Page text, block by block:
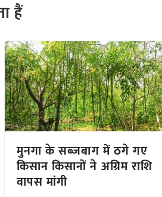
हैं
मुनगा के सब्जबाग में ठगे गए
किसान किसानों ने अग्रिम राशि
वापस मांगी